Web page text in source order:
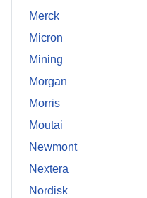
Merck
Micron
Mining
Morgan
Morris
Moutai
Newmont
Nextera
Nordisk